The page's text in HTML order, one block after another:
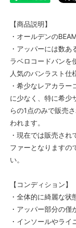
【商品説明】
・オールデンの
・アッパーには数
ラベロコードバンを
人気のバンラスト仕
・希少なレアカラ
に少なく、特に希少
らの1点のみで販売
われます。
・現在では販売さ
ファーとなりますの
い。
【コンディション】
・全体的に綺麗な状
・アッパー部分の僅
・インソールやラ